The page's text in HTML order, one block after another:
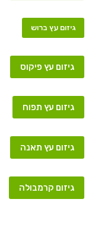
גיזום עץ ברוש
גיזום עץ פיקוס
גיזום עץ תפוח
גיזום עץ תאנה
גיזום קרמבולה